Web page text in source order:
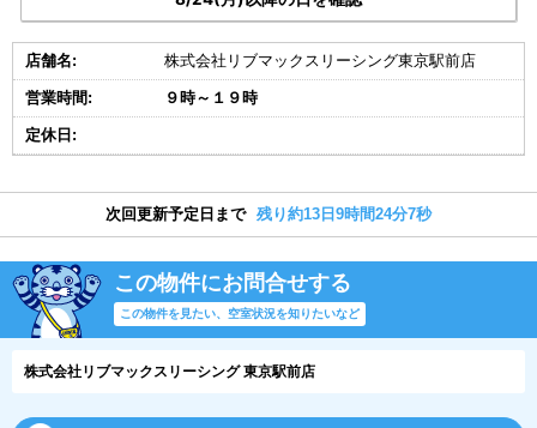
店舗名: 株式会社リブマックスリーシング東京駅前店
営業時間: ９時～１９時
定休日:
次回更新予定日まで 残り約13日9時間24分7秒
この物件にお問合せする
この物件を見たい、空室状況を知りたいなど
株式会社リブマックスリーシング 東京駅前店